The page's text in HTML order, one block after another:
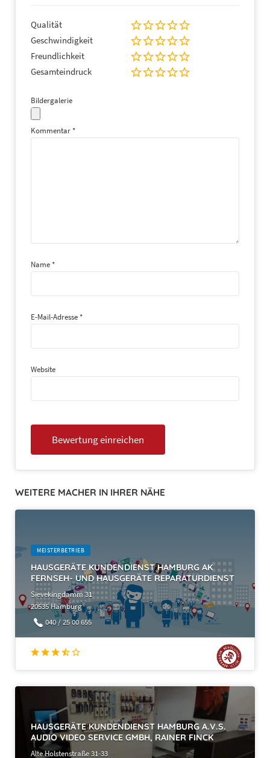
Qualität
Geschwindigkeit
Freundlichkeit
Gesamteindruck
Bildergalerie
Kommentar *
Name *
E-Mail-Adresse *
Website
WEITERE MACHER IN IHRER NÄHE
MEISTERBETRIEB
HAUSGERÄTE KUNDENDIENST HAMBURG AK
FERNSEH- UND HAUSGERÄTE REPARATURDIENST
Sievekingdamm 31
20535 Hamburg
040 / 25 00 655
HAUSGERÄTE KUNDENDIENST HAMBURG A.V.S.
AUDIO VIDEO SERVICE GMBH, RAINER FINCK
Alte Holstenstraße 31-33